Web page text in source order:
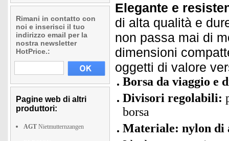
Rimani in contatto con
noi e inserisci il tuo
indirizzo email per la
nostra newsletter
HotPrice.:
Pagine web di altri
produttori:
AGT Nietmutternzangen
Elegante e
di alta qualità e
non passa mai di
dimensioni
oggetti di valore
Borsa da viaggio e
Divisori regolabili:
borsa
Materiale: nylon di